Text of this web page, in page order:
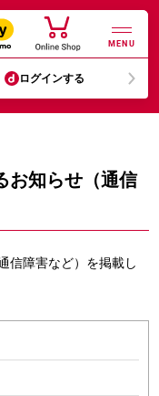
MENU
ログインする
お知らせ（通信
信障害など）を掲載し